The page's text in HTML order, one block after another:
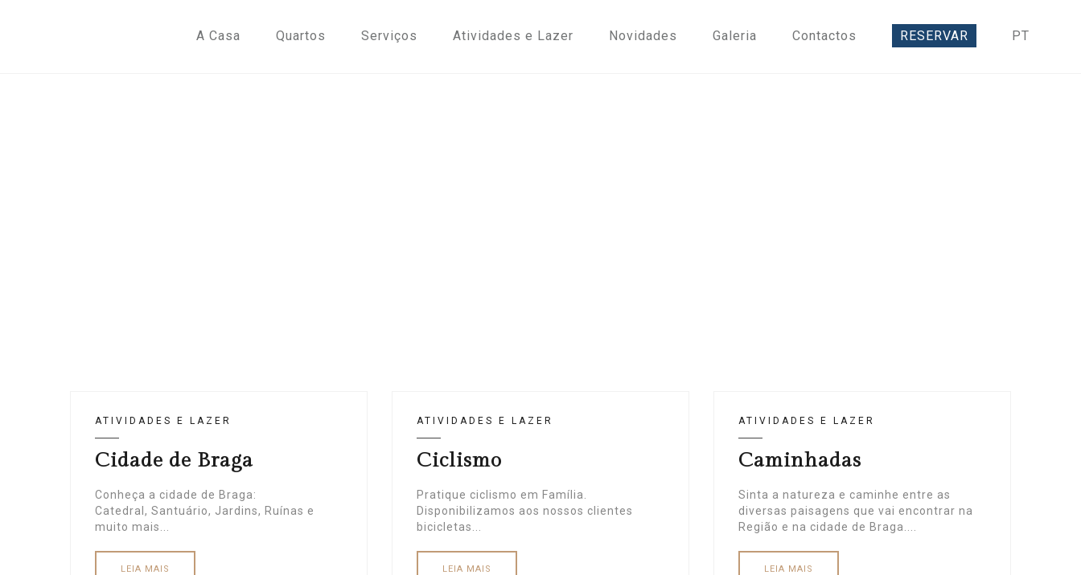
A Casa Quartos Serviços Atividades e Lazer Novidades Galeria Contactos RESERVAR PT
ATIVIDADES E LAZER
Cidade de Braga
Conheça a cidade de Braga:
Catedral, Santuário, Jardins, Ruínas e
muito mais...
LEIA MAIS
ATIVIDADES E LAZER
Ciclismo
Pratique ciclismo em Família.
Disponibilizamos aos nossos clientes
bicicletas...
LEIA MAIS
ATIVIDADES E LAZER
Caminhadas
Sinta a natureza e caminhe entre as
diversas paisagens que vai encontrar na
Região e na cidade de Braga....
LEIA MAIS